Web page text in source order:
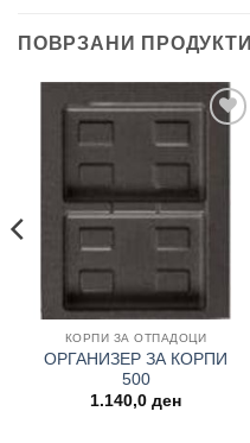
ПОВРЗАНИ ПРОДУКТИ
КОРПИ ЗА ОТПАДОЦИ
ОРГАНИЗЕР ЗА КОРПИ
500
1.140,0 ден